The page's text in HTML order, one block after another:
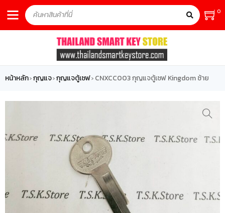
0
หน้าหลัก›กุญแจ›กุญแจตู้เซฟ› CNXCC003 กุญแจตู้เซฟ Kingdom ซ้าย